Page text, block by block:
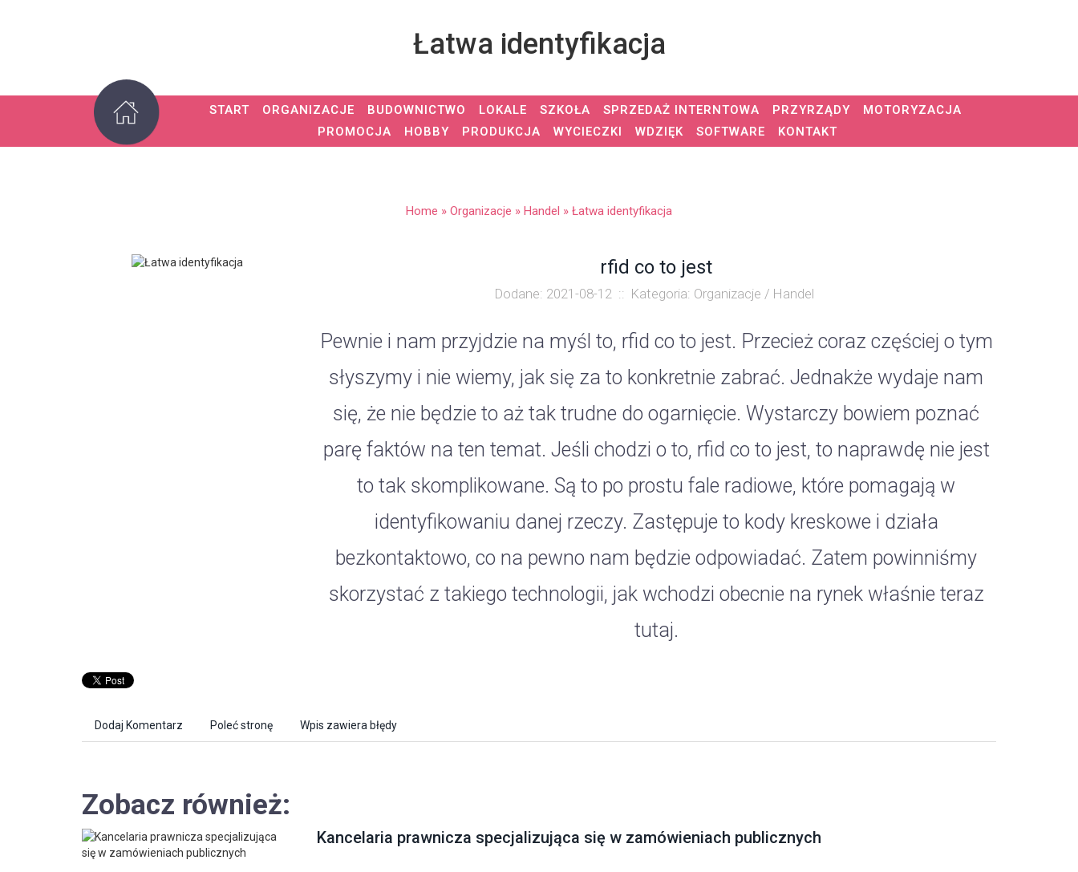
Łatwa identyfikacja
START ORGANIZACJE BUDOWNICTWO LOKALE SZKOŁA SPRZEDAŻ INTERNTOWA PRZYRZĄDY
MOTORYZACJA
PROMOCJA
HOBBY PRODUKCJA WYCIECZKI WDZIĘK SOFTWARE KONTAKT
Home » Organizacje » Handel » Łatwa identyfikacja
rfid co to jest
Dodane: 2021-08-12 :: Kategoria: Organizacje / Handel
Pewnie i nam przyjdzie na myśl to, rfid co to jest. Przecież coraz częściej o tym
słyszymy i nie wiemy, jak się za to konkretnie zabrać. Jednakże wydaje nam
się, że nie będzie to aż tak trudne do ogarnięcie. Wystarczy bowiem poznać
parę faktów na ten temat. Jeśli chodzi o to, rfid co to jest, to naprawdę nie jest
to tak skomplikowane. Są to po prostu fale radiowe, które pomagają w
identyfikowaniu danej rzeczy. Zastępuje to kody kreskowe i działa
bezkontaktowo, co na pewno nam będzie odpowiadać. Zatem powinniśmy
skorzystać z takiego technologii, jak wchodzi obecnie na rynek właśnie teraz
tutaj.
Dodaj Komentarz Poleć stronę Wpis zawiera błędy
Zobacz również:
Kancelaria prawnicza specjalizująca się w zamówieniach publicznych